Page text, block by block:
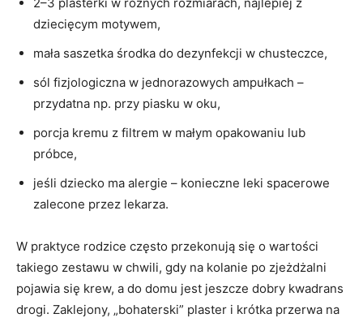
dziecięcym motywem,
mała saszetka środka do dezynfekcji w chusteczce,
sól fizjologiczna w jednorazowych ampułkach –
przydatna np. przy piasku w oku,
porcja kremu z filtrem w małym opakowaniu lub
próbce,
jeśli dziecko ma alergie – konieczne leki spacerowe
zalecone przez lekarza.
W praktyce rodzice często przekonują się o wartości
takiego zestawu w chwili, gdy na kolanie po zjeżdżalni
pojawia się krew, a do domu jest jeszcze dobry kwadrans
drogi. Zaklejony, „bohaterski” plaster i krótka przerwa na